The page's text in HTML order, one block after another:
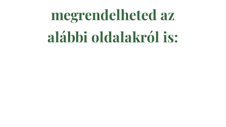
megrendelheted az
alábbi oldalakról is: